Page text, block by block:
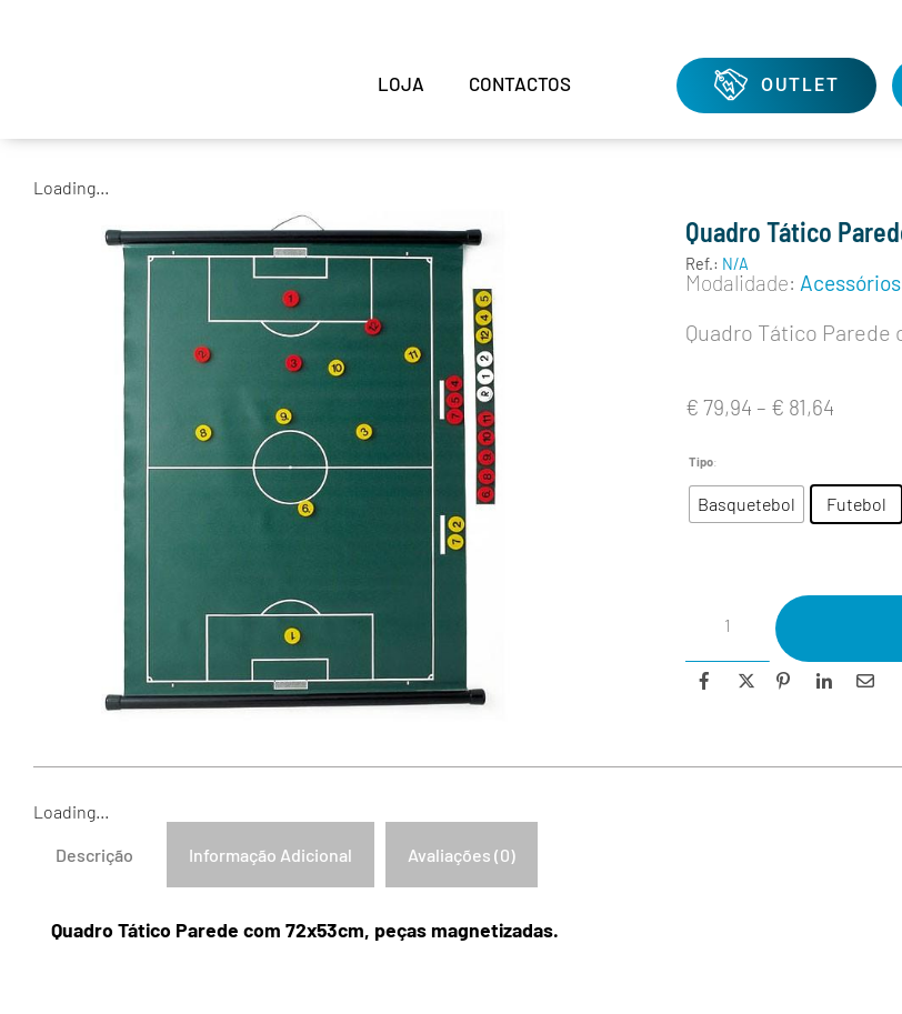
LOJA CONTACTOS OUTLET
Loading...
Quadro Tático
Ref.: N/A
Modalidade:
Quadro Tático Parede
€ 79,94 – € 81,64
Tipo:
Basquetebol Futebol
Loading...
Descrição Informação Adicional Avaliações (0)
Quadro Tático Parede com 72x53cm, peças magnetizadas.